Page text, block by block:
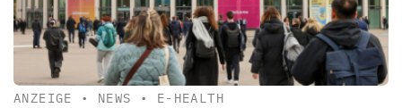
ANZEIGE • NEWS • E-HEALTH